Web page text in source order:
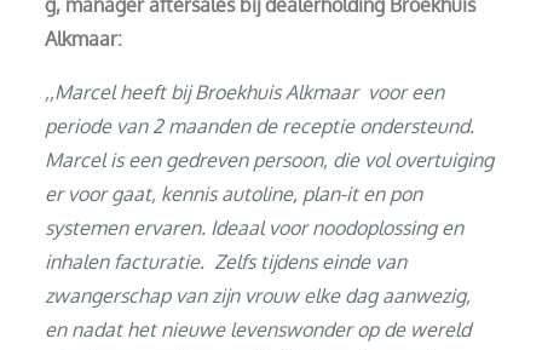
g, manager aftersales bij dealerholding Broekhuis
Alkmaar:
,,Marcel heeft bij Broekhuis Alkmaar voor een
periode van 2 maanden de receptie ondersteund.
Marcel is een gedreven persoon, die vol overtuiging
er voor gaat, kennis autoline, plan-it en pon
systemen ervaren. Ideaal voor noodoplossing en
inhalen facturatie. Zelfs tijdens einde van
zwangerschap van zijn vrouw elke dag aanwezig,
en nadat het nieuwe levenswonder op de wereld